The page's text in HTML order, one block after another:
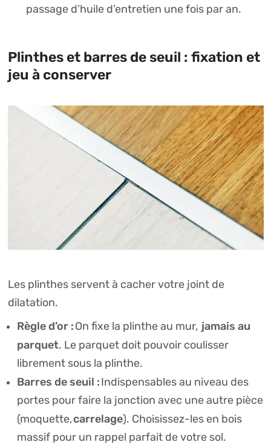
passage d’huile d’entretien une fois par an.
Plinthes et barres de seuil : fixation et
jeu à conserver
Les plinthes servent à cacher votre joint de
dilatation.
Règle d’or :On fixe la plinthe au mur, jamais au
parquet. Le parquet doit pouvoir coulisser
librement sous la plinthe.
Barres de seuil :Indispensables au niveau des
portes pour faire la jonction avec une autre pièce
(moquette,carrelage). Choisissez-les en bois
massif pour un rappel parfait de votre sol.